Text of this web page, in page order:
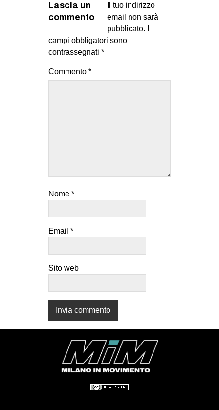
Lascia un
commento
Il tuo indirizzo
email non sarà
pubblicato.
campi obbligatori sono
contrassegnati *
Commento *
Nome *
Email *
Sito web